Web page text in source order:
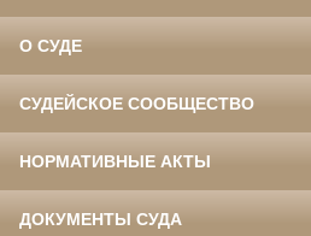
О СУДЕ
СУДЕЙСКОЕ СООБЩЕСТВО
НОРМАТИВНЫЕ АКТЫ
ДОКУМЕНТЫ СУДА